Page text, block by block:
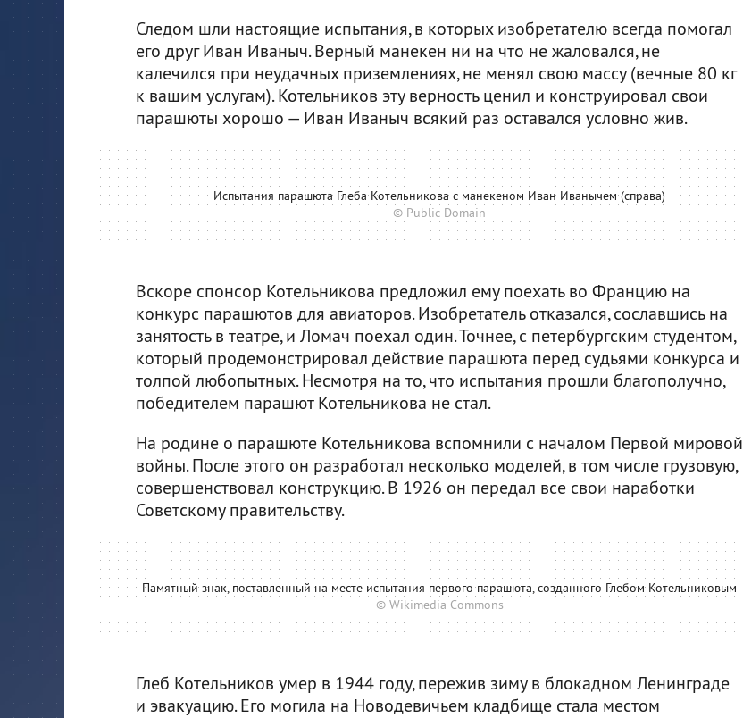
Следом шли настоящие испытания, в которых изобретателю всегда помогал
его друг Иван Иваныч. Верный манекен ни на что не жаловался, не
калечился при неудачных приземлениях, не менял свою массу (вечные 80 кг
к вашим услугам). Котельников эту верность ценил и конструировал свои
парашюты хорошо — Иван Иваныч всякий раз оставался условно жив.
Испытания парашюта Глеба Котельникова с манекеном Иван Иванычем (справа)
© Public Domain
Вскоре спонсор Котельникова предложил ему поехать во Францию на
конкурс парашютов для авиаторов. Изобретатель отказался, сославшись на
занятость в театре, и Ломач поехал один. Точнее, с петербургским студентом,
который продемонстрировал действие парашюта перед судьями конкурса и
толпой любопытных. Несмотря на то, что испытания прошли благополучно,
победителем парашют Котельникова не стал.
На родине о парашюте Котельникова вспомнили с началом Первой мировой
войны. После этого он разработал несколько моделей, в том числе грузовую,
совершенствовал конструкцию. В 1926 он передал все свои наработки
Советскому правительству.
Памятный знак, поставленный на месте испытания первого парашюта, созданного Глебом Котельниковым
© Wikimedia Commons
Глеб Котельников умер в 1944 году, пережив зиму в блокадном Ленинграде
и эвакуацию. Его могила на Новодевичьем кладбище стала местом